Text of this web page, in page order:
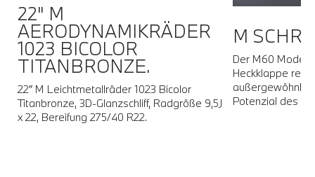
22" M
AERODYNAMIKRÄDER
1023 BICOLOR
TITANBRONZE.
22″ M Leichtmetallräder 1023 Bicolor
Titanbronze, 3D-Glanzschliff, Radgröße 9,5J
x 22, Bereifung 275/40 R22.
M
Der M60
Heckklappe
Potenzial des